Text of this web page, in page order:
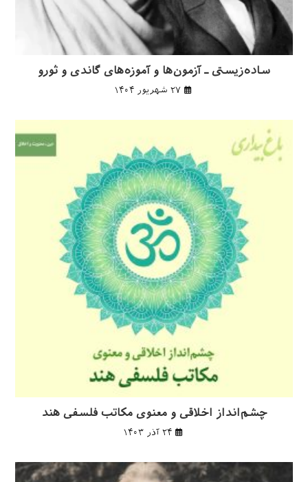
ساده‌زیستی ـ آزمون‌ها و آموزه‌های گاندی و ثورو
۲۷ شهریور ۱۴۰۴
چشم‌انداز اخلاقی و معنوی مکاتب فلسفی هند
۲۴ آذر ۱۴۰۳